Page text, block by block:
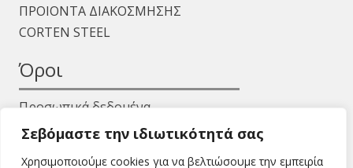
Σεβόμαστε την ιδιωτικότητά σας
Χρησιμοποιούμε cookies για να βελτιώσουμε την εμπειρία
ΠΡΟΙΟΝΤΑ ΔΙΑΚΟΣΜΗΣΗΣ
CORTEN STEEL
Όροι
Προσωπικά δεδομένα
Όροι χρήσης